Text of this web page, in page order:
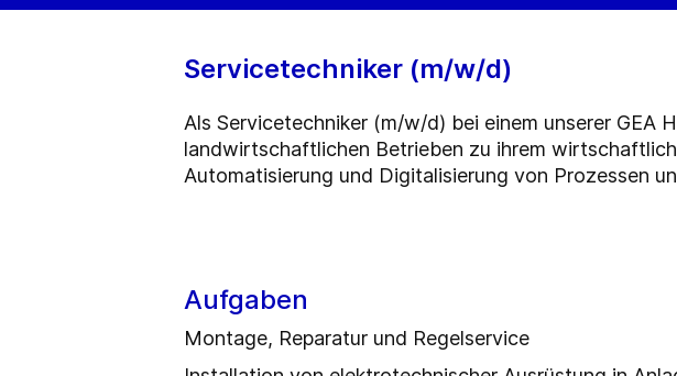
Servicetechniker (m/w/d)
Als Servicetechniker (m/w/d) bei einem unserer GEA
landwirtschaftlichen Betrieben zu ihrem
Automatisierung und Digitalisierung von Prozessen
Aufgaben
Montage, Reparatur und Regelservice